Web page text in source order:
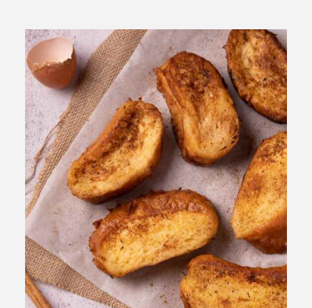
ABOUT Cieplo シェプロについて
シェプロの生はちみつ
店舗紹介
NEWS 新着情報
ONLINE SHOP オンラインショップ／商品紹介
JOURNAL 読みもの